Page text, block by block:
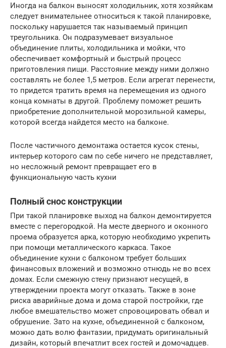
Иногда на балкон выносят холодильник, хотя хозяйкам
следует внимательнее относиться к такой планировке,
поскольку нарушается так называемый принцип
треугольника. Он подразумевает визуальное
объединение плиты, холодильника и мойки, что
обеспечивает комфортный и быстрый процесс
приготовления пищи. Расстояние между ними должно
составлять не более 1,5 метров. Если агрегат перенести,
то придется тратить время на перемещения из одного
конца комнаты в другой. Проблему поможет решить
приобретение дополнительной морозильной камеры,
которой всегда найдется место на балконе.
После частичного демонтажа остается кусок стены,
интерьер которого сам по себе ничего не представляет,
но несложный ремонт превращает его в
функциональную часть кухни
Полный снос конструкции
При такой планировке выход на балкон демонтируется
вместе с перегородкой. На месте дверного и оконного
проема образуется арка, которую необходимо укрепить
при помощи металлического каркаса. Такое
объединение кухни с балконом требует больших
финансовых вложений и возможно отнюдь не во всех
домах. Если смежную стену признают несущей, в
утверждении проекта могут отказать. Также в зоне
риска аварийные дома и дома старой постройки, где
любое вмешательство может спровоцировать обвал и
обрушение. Зато на кухне, объединенной с балконом,
можно дать волю фантазии, придумать оригинальный
дизайн, который впечатлит всех гостей и домочадцев.